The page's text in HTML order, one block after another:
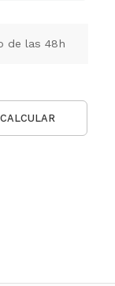
de las 48h
CALCULAR